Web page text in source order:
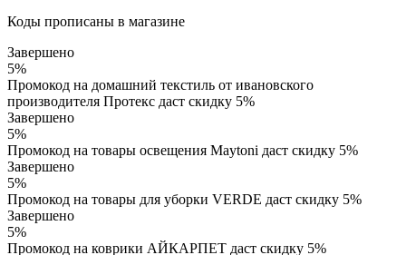
Коды прописаны в магазине
Завершено
5%
Промокод на домашний текстиль от ивановского
производителя Протекс даст скидку 5%
Завершено
5%
Промокод на товары освещения Maytoni даст скидку 5%
Завершено
5%
Промокод на товары для уборки VERDE даст скидку 5%
Завершено
5%
Промокод на коврики АЙКАРПЕТ даст скидку 5%